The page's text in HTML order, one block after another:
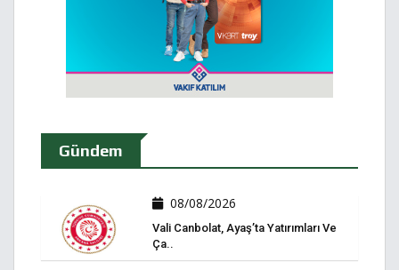
Gündem
08/08/2026
Vali Canbolat, Ayaş’ta Yatırımları Ve
Ça..